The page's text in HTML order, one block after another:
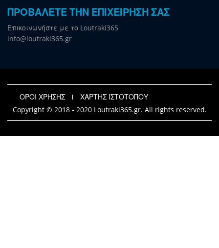
ΠΡΟΒΑΛΕΤΕ ΤΗΝ ΕΠΙΧΕΙΡΗΣΗ ΣΑΣ
Επικοινωνήστε με το Loutraki365
info@loutraki365.gr
ΟΡΟΙ ΧΡΗΣΗΣ
ΧΑΡΤΗΣ ΙΣΤΟΤΟΠΟΥ
Copyright © 2018 - 2020 Loutraki365.gr. All rights reserved.